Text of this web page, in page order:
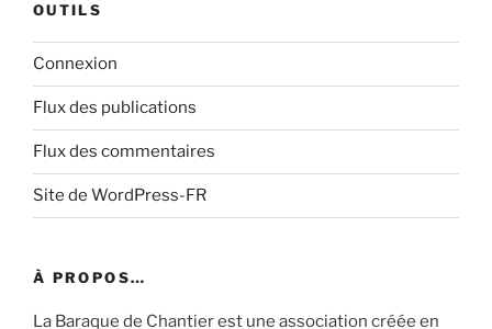
OUTILS
Connexion
Flux des publications
Flux des commentaires
Site de WordPress-FR
À PROPOS…
La Baraque de Chantier est une association créée en